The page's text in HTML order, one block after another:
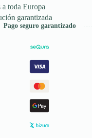
toda Europa
garantizada
Pago seguro garantizado